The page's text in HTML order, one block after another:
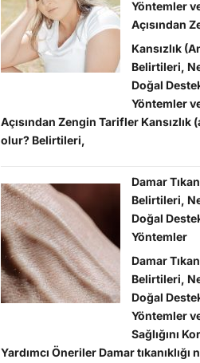
Yöntemler
Açısından
Kansızlık
Belirtileri,
Doğal
Yöntemler
Açısından Zengin Tarifler Kansızlık
olur? Belirtileri,
Damar
Belirtileri,
Doğal
Yöntemler
Damar
Belirtileri,
Doğal
Yöntemler
Sağlığını
Yardımcı Öneriler Damar tıkanıklığı